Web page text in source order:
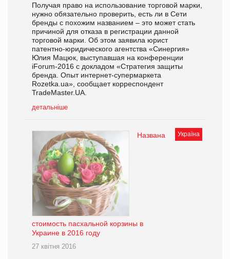
Получая право на использование торговой марки,
нужно обязательно проверить, есть ли в Сети
бренды с похожим названием – это может стать
причиной для отказа в регистрации данной
торговой марки. Об этом заявила юрист
патентно-юридического агентства «Синергия»
Юлия Мацюк, выступавшая на конференции
iForum-2016 с докладом «Стратегия защиты
бренда. Опыт интернет-супермаркета
Rozetka.ua», сообщает корреспондент
TradeMaster.UA.
детальніше
Україна
Названа
стоимость пасхальной корзины в
Украине в 2016 году
27 квітня 2016